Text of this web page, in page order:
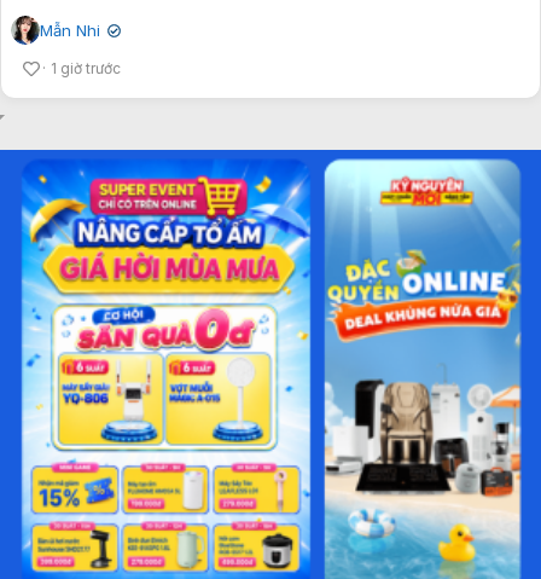
Mẫn Nhi ✔
1 giờ trước